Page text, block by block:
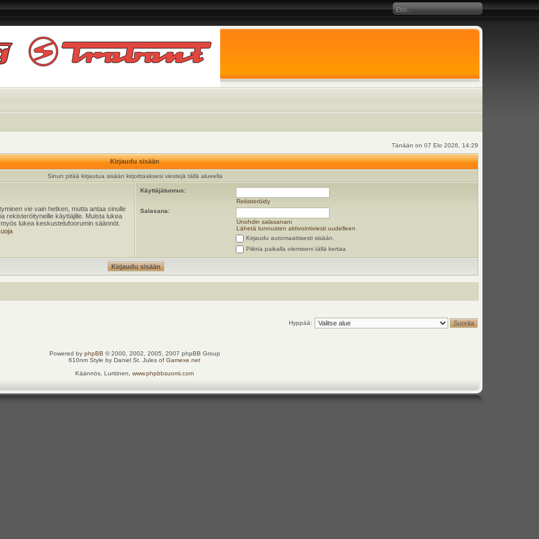
Tänään on 07 Elo 2026, 14:29
Kirjaudu sisään
Sinun pitää kirjautua sisään kirjoittaaksesi viestejä tällä alueella
vie vain hetken, mutta antaa sinulle
rekisteröityneille käyttäjille. Muista lukea
lukea keskustelufoorumin säännöt.
Käyttäjätunnus:
Rekisteröidy
Salasana:
Unohdin salasanani
Lähetä tunnusten aktivointiviesti uudelleen
Kirjaudu automaattisesti sisään.
Piilota paikalla olemiseni tällä kertaa
Hyppää:
Powered by phpBB © 2000, 2002, 2005, 2007 phpBB Group
610nm Style by Daniel St. Jules ofGamexe.net
Käännös, Lurttinen,www.phpbbsuomi.com